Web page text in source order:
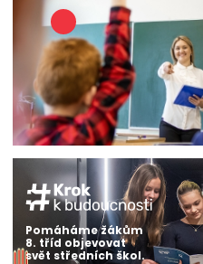
Pomáháme žákům
8. tříd objevovat
svět středních škol.